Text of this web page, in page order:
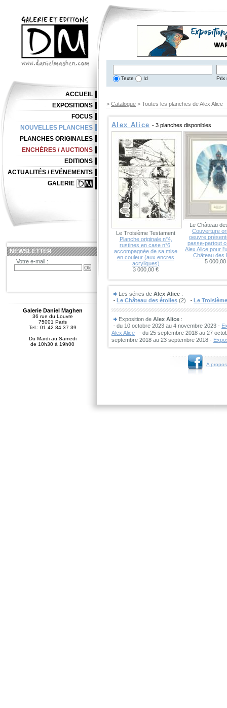
Texte Id Prix
> Catalogue > Toutes les planches de Alex Alice
Alex Alice - 3 planches disponibles
Le Troisième Testament
Planche originale n°4,
rustines en case n°6,
accompagnée de sa mise
en couleur (aux encres
acryliques)
3 000,00 €
Le Château
Couverture
oeuvre
passe-partout
Alex Alice pour
Château des
5 000,00
Les séries de Alex Alice :
Le Château des étoiles (2) Le
Exposition de Alex Alice :
du 10 octobre 2023 au 4 novembre 2023 -
Alex Alice
du 25 septembre 2018 au 27
septembre 2018 au 23 septembre 2018 -
A
ACCUEIL
EXPOSITIONS
FOCUS
NOUVELLES PLANCHES
PLANCHES ORIGINALES
ENCHÈRES / AUCTIONS
EDITIONS
ACTUALITÉS / EVÉNEMENTS
GALERIE
NEWSLETTER
Votre e-mail :
Galerie Daniel Maghen
36 rue du Louvre
75001 Paris
Tel.: 01 42 84 37 39
Du Mardi au Samedi
de 10h30 à 19h00